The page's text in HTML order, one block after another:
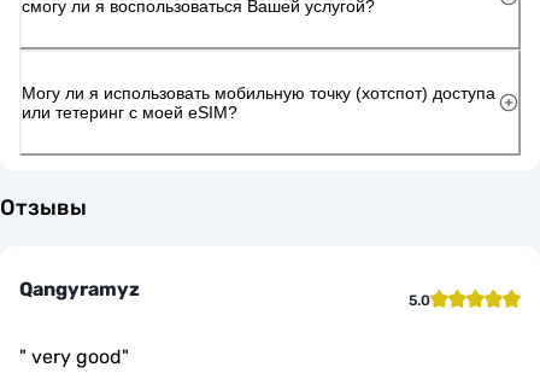
смогу ли я воспользоваться Вашей услугой?
Могу ли я использовать мобильную точку (хотспот) доступа
или тетеринг с моей eSIM?
Отзывы
Qangyramyz 5.0
" very good"